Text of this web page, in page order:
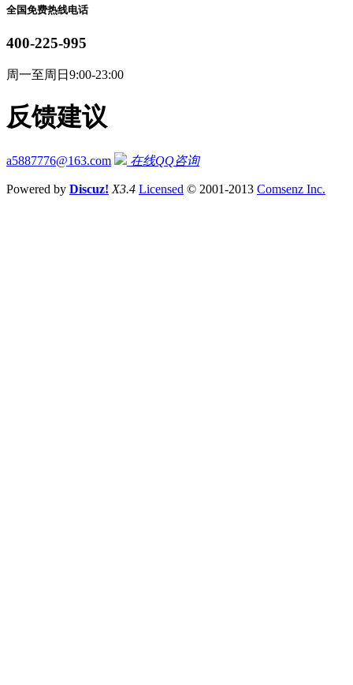
全国免费热线电话
400-225-995
周一至周日9:00-23:00
反馈建议
a5887776@163.com 在线QQ咨询
Powered by Discuz! X3.4 Licensed © 2001-2013 Comsenz Inc.